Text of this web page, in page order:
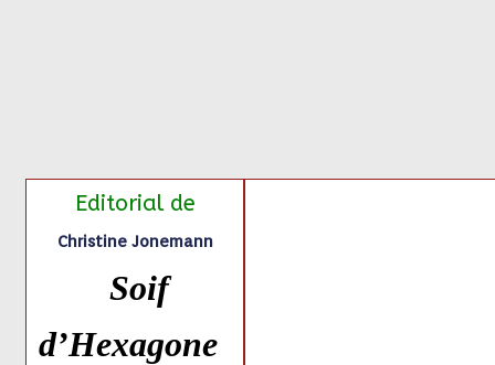
Editorialde
Christine Jonemann
Soif
d’Hexagone